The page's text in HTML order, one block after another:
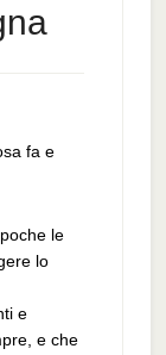
fa e
le
lo
e
e che